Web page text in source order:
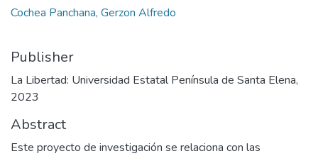
Cochea Panchana, Gerzon Alfredo
Publisher
La Libertad: Universidad Estatal Península de Santa Elena,
2023
Abstract
Este proyecto de investigación se relaciona con las